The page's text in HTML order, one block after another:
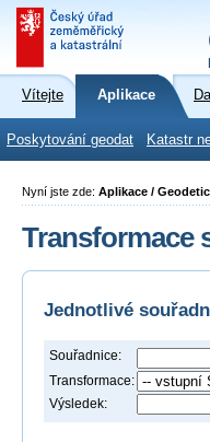
Vítejte Aplikace
Poskytování geodat Katastr
Nyní jste zde: Aplikace /
Transformace
Jednotlivé
Souřadnice:
Transformace:
Výsledek: